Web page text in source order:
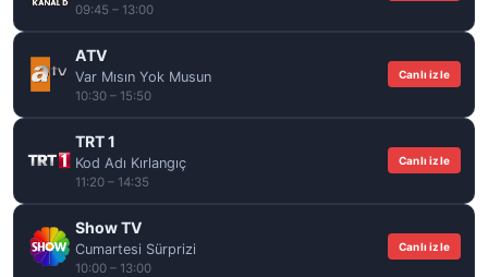
09:45 – 13:00
ATV
Var Mısın Yok Musun
10:30 – 15:50
Canlı izle
TRT 1
Kod Adı Kırlangıç
11:20 – 14:35
Canlı izle
Show TV
Cumartesi Sürprizi
10:00 – 13:00
Canlı izle